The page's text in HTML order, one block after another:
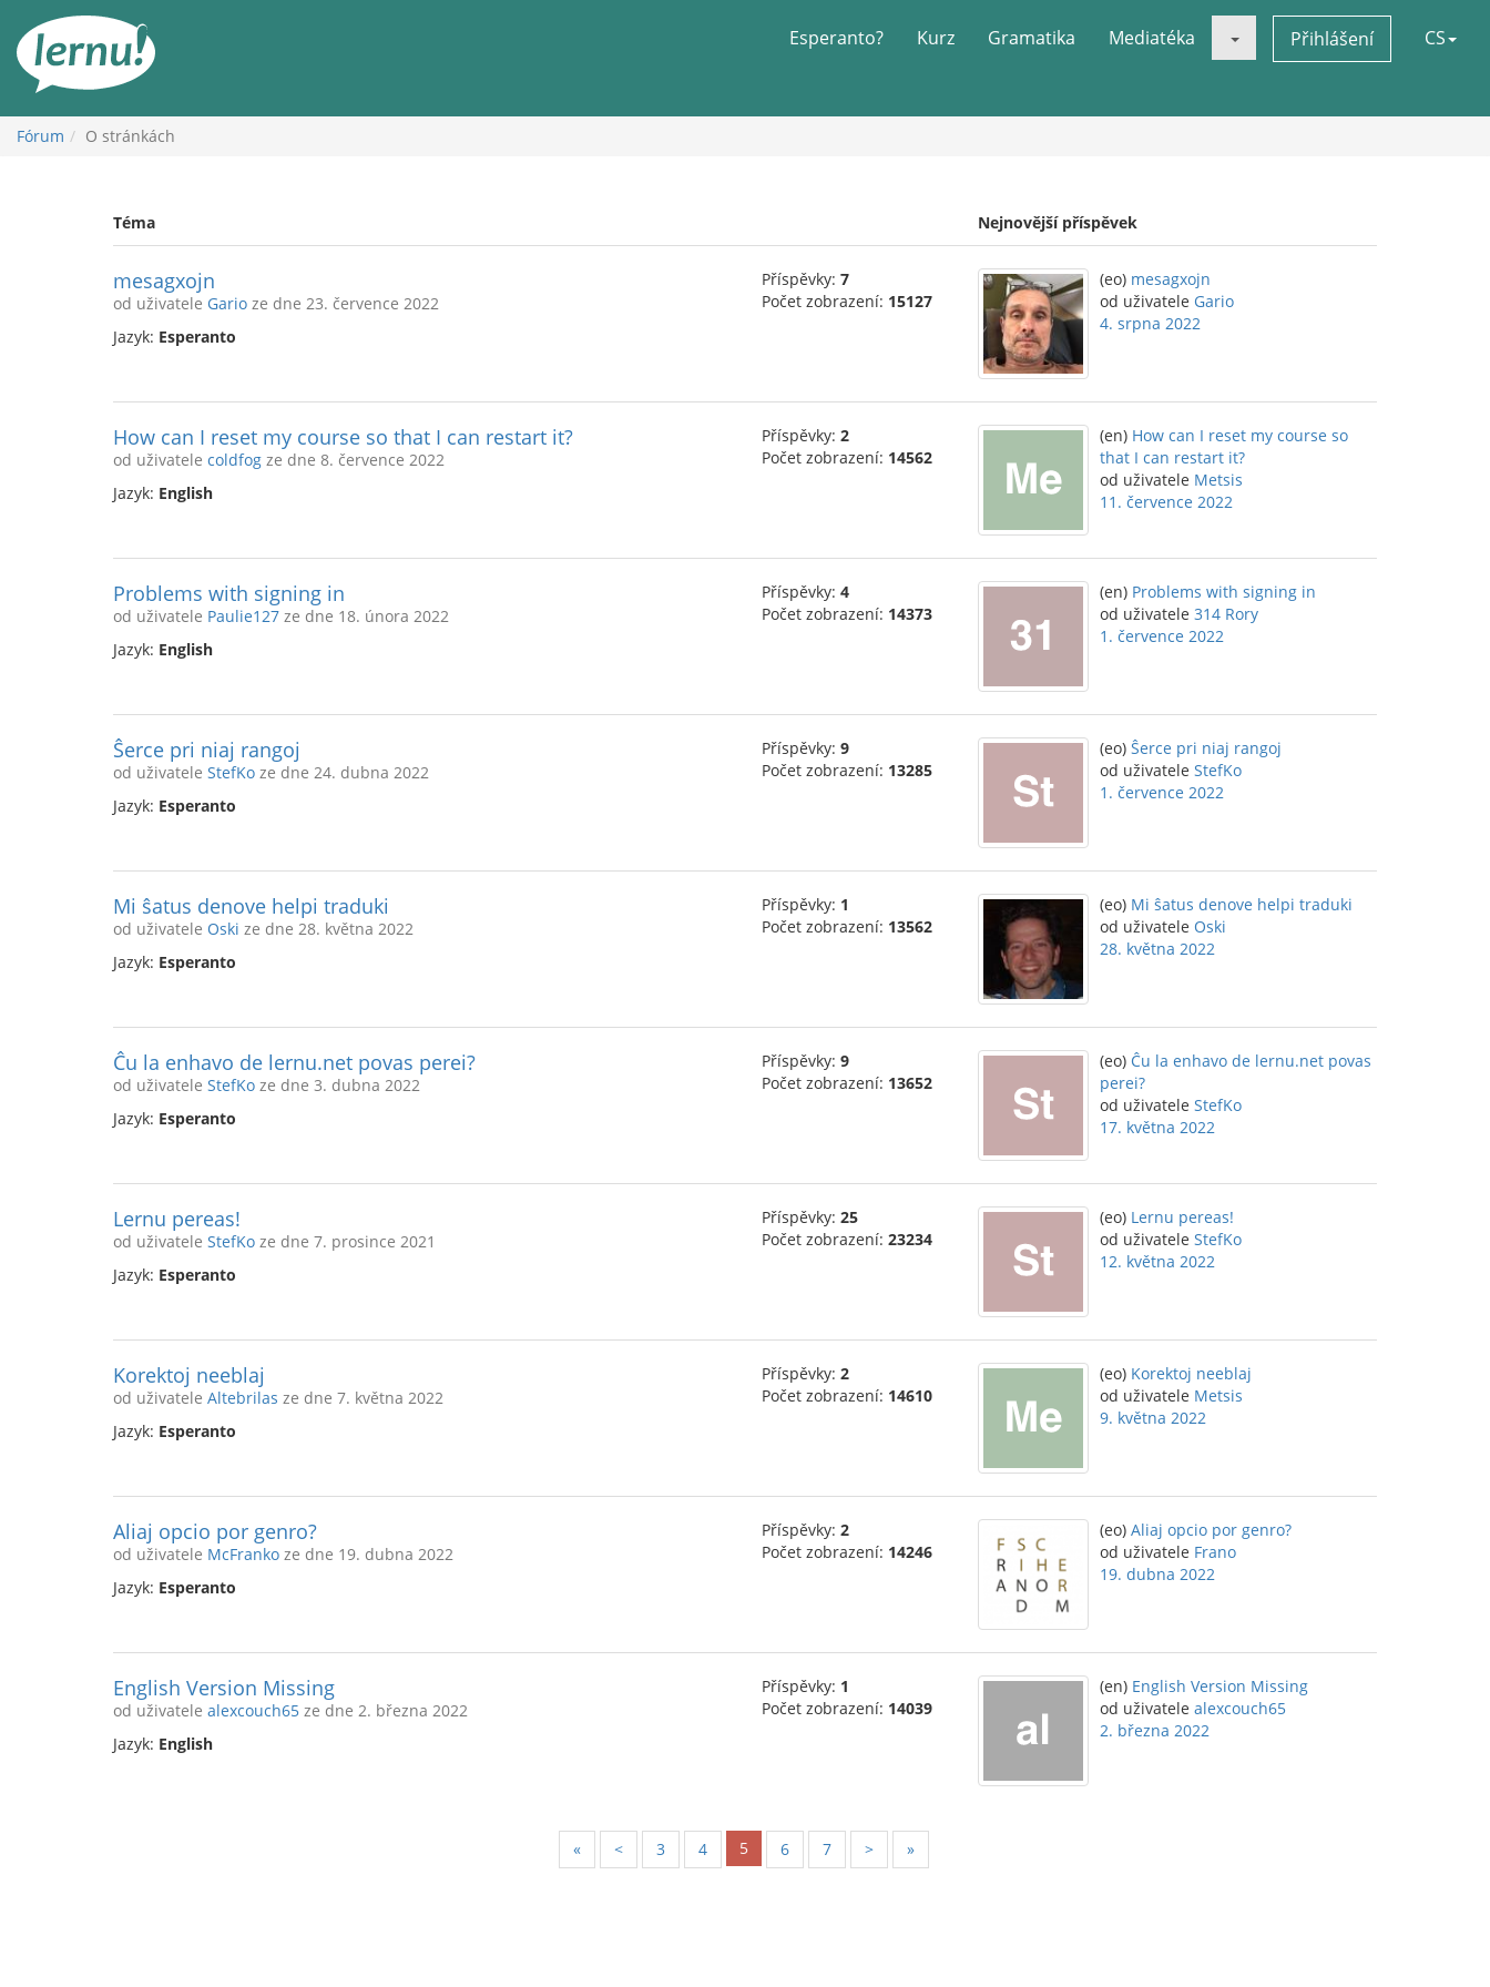
obsahu
Esperanto? Kurz Gramatika Mediatéka Přihlášení CS
Fórum O stránkách
Téma Nejnovější příspěvek
mesagxojn
od uživatele Gario ze dne 23. července 2022
Jazyk: Esperanto
Příspěvky: 7
Počet zobrazení: 15127
(eo) mesagxojn
od uživatele Gario
4. srpna 2022
How can I reset my course so that I can restart it?
od uživatele coldfog ze dne 8. července 2022
Jazyk: English
Příspěvky: 2
Počet zobrazení: 14562
(en) How can I reset my course so
that I can restart it?
od uživatele Metsis
11. července 2022
Problems with signing in
od uživatele Paulie127 ze dne 18. února 2022
Jazyk: English
Příspěvky: 4
Počet zobrazení: 14373
(en) Problems with signing in
od uživatele 314 Rory
1. července 2022
Ŝerce pri niaj rangoj
od uživatele StefKo ze dne 24. dubna 2022
Jazyk: Esperanto
Příspěvky: 9
Počet zobrazení: 13285
(eo) Ŝerce pri niaj rangoj
od uživatele StefKo
1. července 2022
Mi ŝatus denove helpi traduki
od uživatele Oski ze dne 28. května 2022
Jazyk: Esperanto
Příspěvky: 1
Počet zobrazení: 13562
(eo) Mi ŝatus denove helpi traduki
od uživatele Oski
28. května 2022
Ĉu la enhavo de lernu.net povas perei?
od uživatele StefKo ze dne 3. dubna 2022
Jazyk: Esperanto
Příspěvky: 9
Počet zobrazení: 13652
(eo) Ĉu la enhavo de lernu.net povas
perei?
od uživatele StefKo
17. května 2022
Lernu pereas!
od uživatele StefKo ze dne 7. prosince 2021
Jazyk: Esperanto
Příspěvky: 25
Počet zobrazení: 23234
(eo) Lernu pereas!
od uživatele StefKo
12. května 2022
Korektoj neeblaj
od uživatele Altebrilas ze dne 7. května 2022
Jazyk: Esperanto
Příspěvky: 2
Počet zobrazení: 14610
(eo) Korektoj neeblaj
od uživatele Metsis
9. května 2022
Aliaj opcio por genro?
od uživatele McFranko ze dne 19. dubna 2022
Jazyk: Esperanto
Příspěvky: 2
Počet zobrazení: 14246
(eo) Aliaj opcio por genro?
od uživatele Frano
19. dubna 2022
English Version Missing
od uživatele alexcouch65 ze dne 2. března 2022
Jazyk: English
Příspěvky: 1
Počet zobrazení: 14039
(en) English Version Missing
od uživatele alexcouch65
2. března 2022
« < 3 4 5 6 7 > »